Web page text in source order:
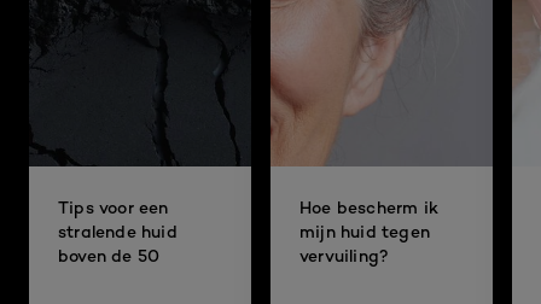
Tips voor een
stralende huid
boven de 50
Hoe bescherm ik
mijn huid tegen
vervuiling?